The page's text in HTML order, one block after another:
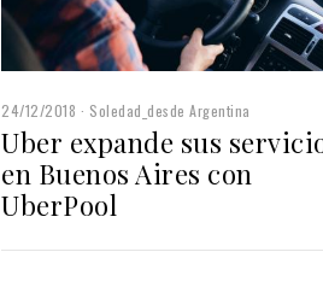
24/12/2018 Soledad_desde Argentina
Uber expande sus
en Buenos Aires con
UberPool